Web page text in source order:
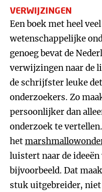
VERWIJZINGEN
Een boek met heel
wetenschappelijke
genoeg bevat de
verwijzingen naar de
de schrijfster leuke
onderzoekers. Zo
persoonlijker dan
onderzoek te
het
luistert naar de
bijvoorbeeld. Dat
stuk uitgebreider,